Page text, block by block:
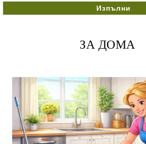
ЗА ДОМА